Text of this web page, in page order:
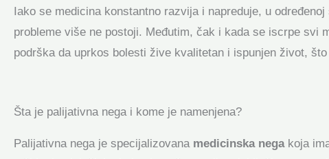
Iako se medicina konstantno razvija i napreduje, u
probleme više ne postoji. Međutim, čak i kada se iscrpe svi
podrška da uprkos bolesti žive kvalitetan i ispunjen život,
Šta je palijativna nega i kome je namenjena?
Palijativna nega je specijalizovana medicinska negakoja